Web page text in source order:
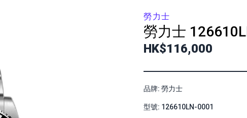
勞力士
勞力士
HK$116,000
品牌: 勞力士
型號: 126610LN-0001